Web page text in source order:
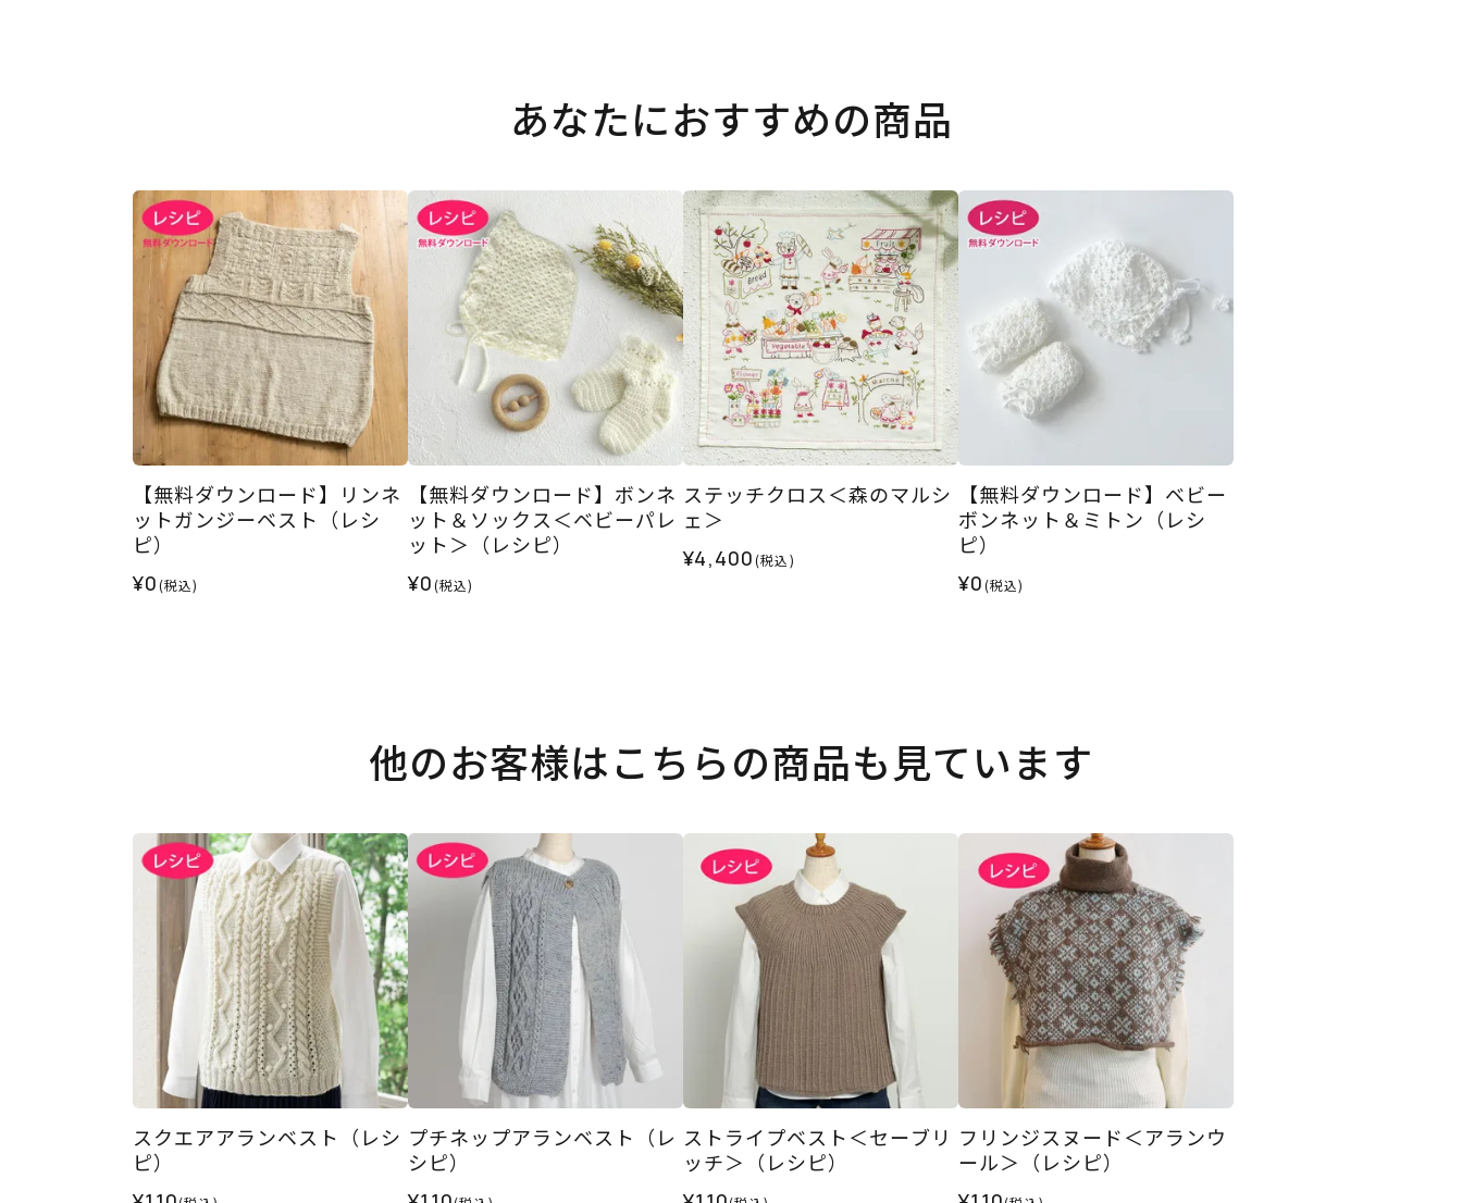
あなたにおすすめの商品
【無料ダウンロード】リンネ
ットガンジーベスト（レシ
ピ）
¥0(税込)
【無料ダウンロード】ボンネ
ット＆ソックス＜ベビーパレ
ット＞（レシピ）
¥0(税込)
ステッチクロス＜森のマルシ
ェ＞
¥4,400(税込)
【無料ダウンロード】ベビー
ボンネット＆ミトン（レシ
ピ）
¥0(税込)
他のお客様はこちらの商品も見ています
スクエアアランベスト（レシ
ピ）
プチネップアランベスト（レ
シピ）
ストライプベスト＜セーブリ
ッチ＞（レシピ）
フリンジスヌード＜アランウ
ール＞（レシピ）